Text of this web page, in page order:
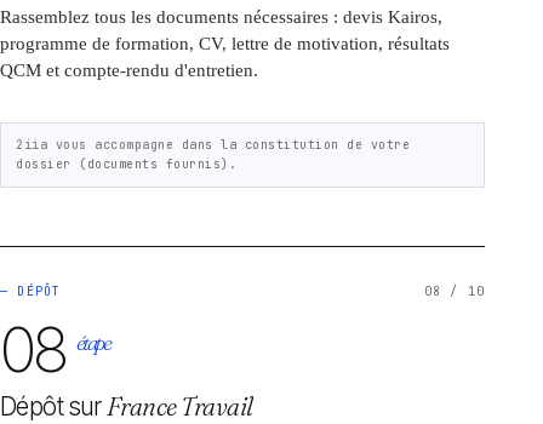
Rassemblez tous les documents nécessaires : devis Kairos,
programme de formation, CV, lettre de motivation, résultats
QCM et compte-rendu d'entretien.
2iia vous accompagne dans la constitution de votre
dossier (documents fournis).
— DÉPÔT 08 / 10
08 étape
Dépôt sur France Travail